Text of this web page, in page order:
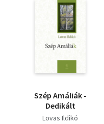
Szép ​Amáliák -
Dedikált
Lovas Ildikó